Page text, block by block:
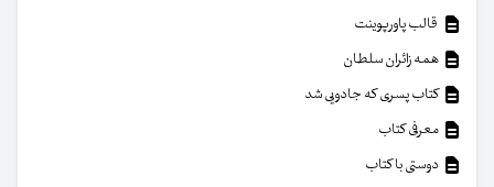
قالب پاورپوینت
همه زائران سلطان
کتاب پسری که جادویی شد
معرفی کتاب
دوستی با کتاب